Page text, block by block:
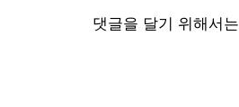
댓글을 달기 위해서는